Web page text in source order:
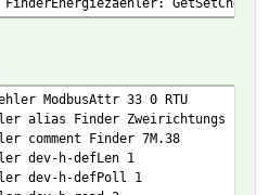
reading I1
format %.2f
poll 1
reading I2
type FL32
format %.2f
poll 1
reading I3
ModbusAttr 33 0 RTU
alias Finder Zweirichtungs
comment Finder 7M.38
dev-h-defLen 1
dev-h-defPoll 1